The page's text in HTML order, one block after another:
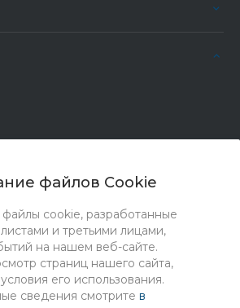
файлов Cookie
cookie, разработанные
и третьими лицами,
на нашем веб-сайте.
страниц нашего сайта,
его использования.
сведения смотрите в